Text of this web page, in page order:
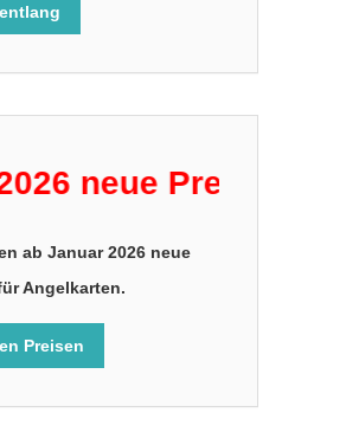
Preise für
ab Januar 2026 neue
Angelkarten.
Preisen